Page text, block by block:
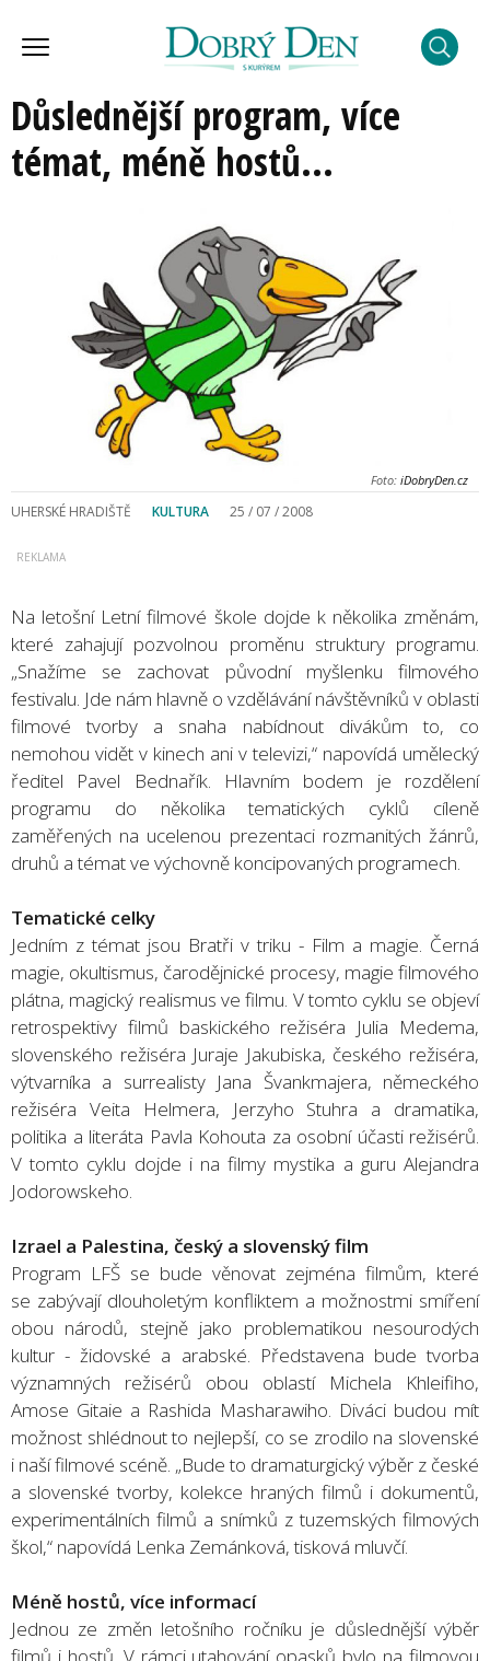
Důslednější program, více
témat, méně hostů...
Foto: iDobryDen.cz
UHERSKÉ HRADIŠTĚ KULTURA 25 / 07 / 2008
Na letošní Letní filmové škole dojde k několika změnám,
které zahajují pozvolnou proměnu struktury programu.
„Snažíme se zachovat původní myšlenku filmového
festivalu. Jde nám hlavně o vzdělávání návštěvníků v oblasti
filmové tvorby a snaha nabídnout divákům to, co
nemohou vidět v kinech ani v televizi,“ napovídá umělecký
ředitel Pavel Bednařík. Hlavním bodem je rozdělení
programu do několika tematických cyklů cíleně
zaměřených na ucelenou prezentaci rozmanitých žánrů,
druhů a témat ve výchovně koncipovaných programech.
Tematické celky
Jedním z témat jsou Bratři v triku - Film a magie. Černá
magie, okultismus, čarodějnické procesy, magie filmového
plátna, magický realismus ve filmu. V tomto cyklu se objeví
retrospektivy filmů baskického režiséra Julia Medema,
slovenského režiséra Juraje Jakubiska, českého režiséra,
výtvarníka a surrealisty Jana Švankmajera, německého
režiséra Veita Helmera, Jerzyho Stuhra a dramatika,
politika a literáta Pavla Kohouta za osobní účasti režisérů.
V tomto cyklu dojde i na filmy mystika a guru Alejandra
Jodorowskeho.
Izrael a Palestina, český a slovenský film
Program LFŠ se bude věnovat zejména filmům, které
se zabývají dlouholetým konfliktem a možnostmi smíření
obou národů, stejně jako problematikou nesourodých
kultur - židovské a arabské. Představena bude tvorba
významných režisérů obou oblastí Michela Khleifiho,
Amose Gitaie a Rashida Masharawiho. Diváci budou mít
možnost shlédnout to nejlepší, co se zrodilo na slovenské
i naší filmové scéně. „Bude to dramaturgický výběr z české
a slovenské tvorby, kolekce hraných filmů i dokumentů,
experimentálních filmů a snímků z tuzemských filmových
škol,“ napovídá Lenka Zemánková, tisková mluvčí.
Méně hostů, více informací
Jednou ze změn letošního ročníku je důslednější výběr
filmů i hostů. V rámci utahování opasků bylo na filmovou